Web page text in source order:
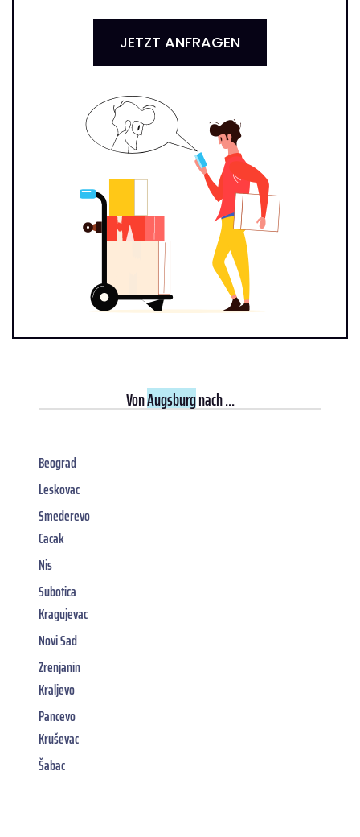
JETZT ANFRAGEN
VonAugsburgnach ...
Beograd
Leskovac
Smederevo
Cacak
Nis
Subotica
Kragujevac
Novi Sad
Zrenjanin
Kraljevo
Pancevo
Kruševac
Šabac